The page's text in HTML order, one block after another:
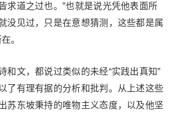
求道之过也。”也就是说光凭他表面所
没见过，只是在意想猜测，这些都是属
。
和文，都说过类似的未经“实践出真知”
了有理有据的分析和批判。从上述这些
苏东坡秉持的唯物主义态度，以及他坚